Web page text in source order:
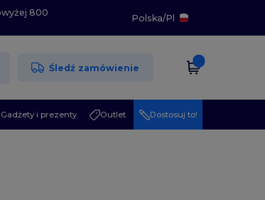
800
Polska/Pl
Śledź zamówienie
Gadżety i prezenty Outlet Dostosuj to!